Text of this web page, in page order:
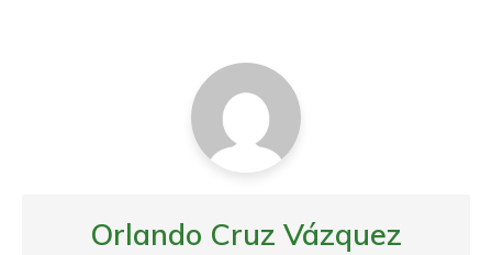
Orlando Cruz Vázquez